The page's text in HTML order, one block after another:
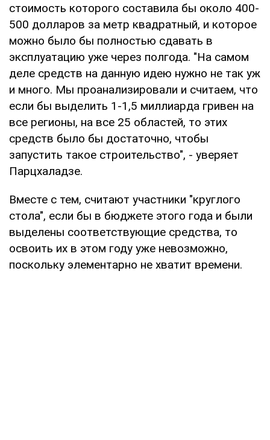
стоимость которого составила бы около 400-
500 долларов за метр квадратный, и которое
можно было бы полностью сдавать в
эксплуатацию уже через полгода. "На самом
деле средств на данную идею нужно не так уж
и много. Мы проанализировали и считаем, что
если бы выделить 1-1,5 миллиарда гривен на
все регионы, на все 25 областей, то этих
средств было бы достаточно, чтобы
запустить такое строительство", - уверяет
Парцхаладзе.
Вместе с тем, считают участники "круглого
стола", если бы в бюджете этого года и были
выделены соответствующие средства, то
освоить их в этом году уже невозможно,
поскольку элементарно не хватит времени.